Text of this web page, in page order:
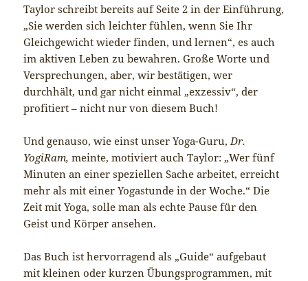
Taylor schreibt bereits auf Seite 2 in der Einführung,
„Sie werden sich leichter fühlen, wenn Sie Ihr
Gleichgewicht wieder finden, und lernen“, es auch
im aktiven Leben zu bewahren. Große Worte und
Versprechungen, aber, wir bestätigen, wer
durchhält, und gar nicht einmal „exzessiv“, der
profitiert – nicht nur von diesem Buch!
Und genauso, wie einst unser Yoga-Guru, Dr.
YogiRam,meinte, motiviert auch Taylor: „Wer fünf
Minuten an einer speziellen Sache arbeitet, erreicht
mehr als mit einer Yogastunde in der Woche.“ Die
Zeit mit Yoga, solle man als echte Pause für den
Geist und Körper ansehen.
Das Buch ist hervorragend als „Guide“ aufgebaut
mit kleinen oder kurzen Übungsprogrammen, mit